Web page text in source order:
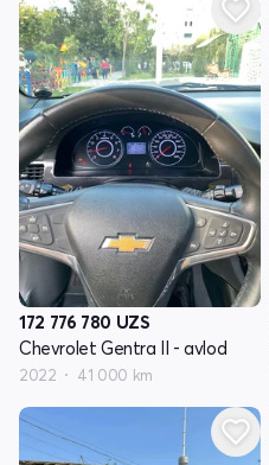
172 776 780 UZS
Chevrolet Gentra II - avlod
2022 41 000 km